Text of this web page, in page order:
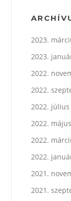
2023.
2023.
2022.
2022.
2022. július
2022. május
2022.
2022.
2021.
2021.